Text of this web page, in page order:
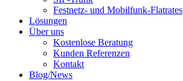
Festnetz- und Mobilfunk-Flatrates
Lösungen
Über uns
Kostenlose Beratung
Kunden Referenzen
Kontakt
Blog/News